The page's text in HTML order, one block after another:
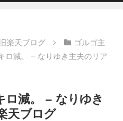
旧楽天ブログ
ゴルゴ主
ロ減。 – なりゆき主夫のリア
ロ減。 – なりゆき
天ブログ